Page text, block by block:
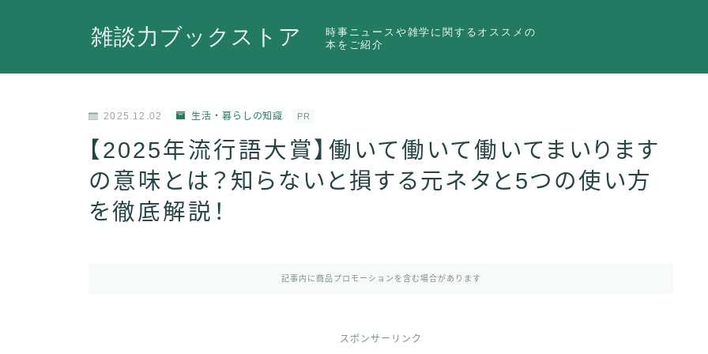
雑談力ブックストア
時事ニュースや雑学に関するオススメの
本をご紹介
2025.12.02 生活・暮らしの知識 PR
【2025年流行語大賞】働いて働いて働いてまいります
の意味とは？知らないと損する元ネタと5つの使い方
を徹底解説！
記事内に商品プロモーションを含む場合があります
スポンサーリンク